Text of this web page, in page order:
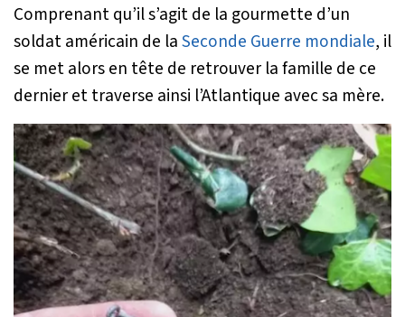
Comprenant qu’il s’agit de la gourmette d’un
soldat américain de laSeconde Guerre mondiale, il
se met alors en tête de retrouver la famille de ce
dernier et traverse ainsi l’Atlantique avec sa mère.